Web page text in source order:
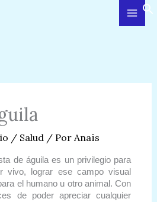
/ Salud/ Por Anaïs
de águila es un privilegio para
vivo, lograr ese campo visual
el humano u otro animal. Con
de poder apreciar cualquier